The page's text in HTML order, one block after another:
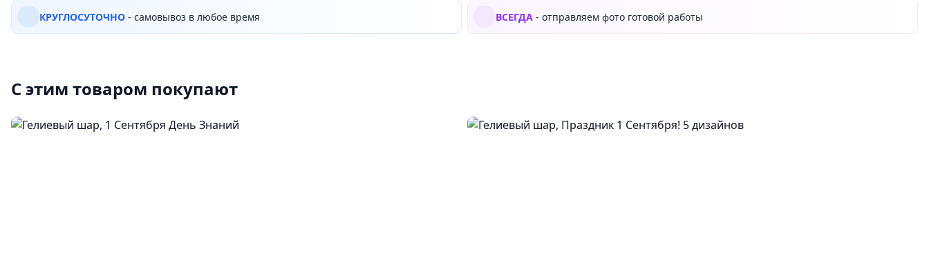
КРУГЛОСУТОЧНО - самовывоз в любое время ВСЕГДА - отправляем фото готовой работы
С этим товаром покупают